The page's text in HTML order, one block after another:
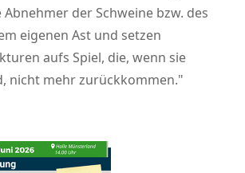
der Schweine bzw. des
eigenen Ast und setzen
aufs Spiel, die, wenn sie
nicht mehr zurückkommen.